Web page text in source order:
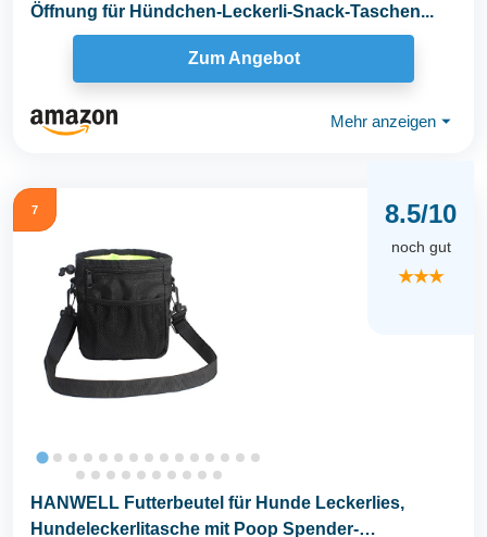
Öffnung für Hündchen-Leckerli-Snack-Taschen...
Zum Angebot
Mehr anzeigen ⏷
7 8.5/10
noch gut
★★★
HANWELL Futterbeutel für Hunde Leckerlies,
Hundeleckerlitasche mit Poop Spender-